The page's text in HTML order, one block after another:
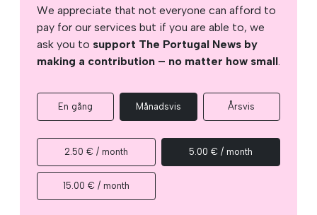
We appreciate that not everyone can afford to
pay for our services but if you are able to, we
ask you to support The Portugal News by
making a contribution – no matter how small.
En gång Månadsvis Årsvis
2.50 € / month 5.00 € / month
15.00 € / month